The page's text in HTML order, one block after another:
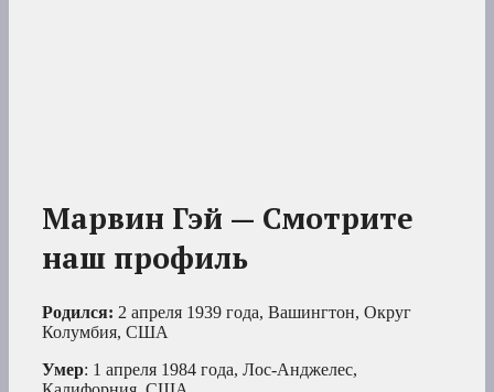
Марвин Гэй — Смотрите
наш профиль
Родился: 2 апреля 1939 года, Вашингтон, Округ
Колумбия, США
Умер: 1 апреля 1984 года, Лос-Анджелес,